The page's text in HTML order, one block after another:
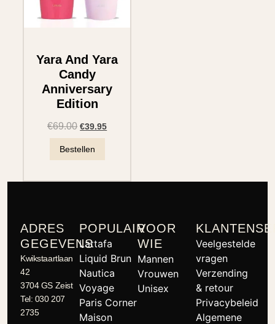
Yara And Yara
Candy
Anniversary
Edition
€69.00 €39.95
Bestellen
ADRES
GEGEVENS
Kwikstaartlaan
42
3704 GS Zeist
Tel: 030 207
2735
POPULAIR
Lattafa
Liquid Brun
Nautica
Voyage
Paris Corner
Maison
VOOR
WIE
Mannen
Vrouwen
Unisex
Veelgestelde
vragen
Verzending
& retour
Privacybeleid
Algemene